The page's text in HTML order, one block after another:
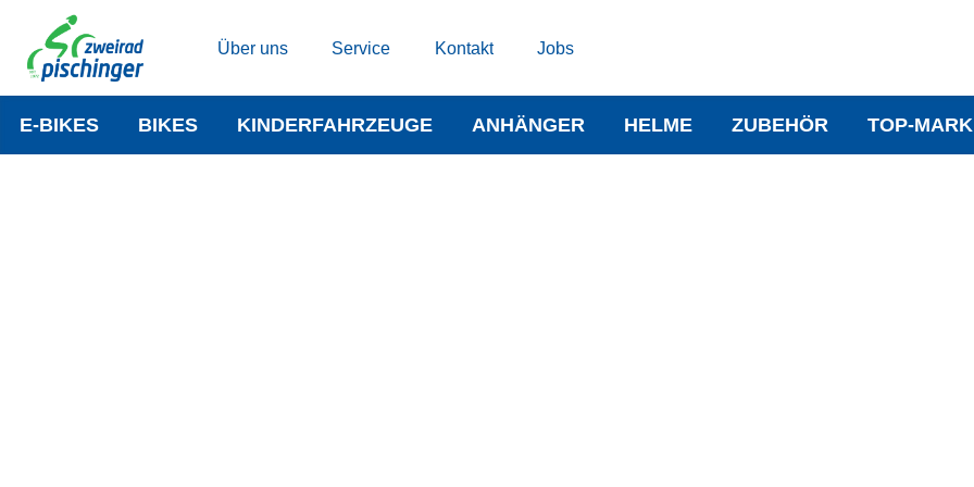
Über uns Service Kontakt Jobs
E-BIKES BIKES KINDERFAHRZEUGE ANHÄNGER HELME ZUBEHÖR TOP-